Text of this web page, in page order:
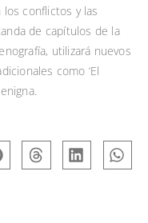
conflictos y las
de capítulos de la
utilizará nuevos
como ‘El